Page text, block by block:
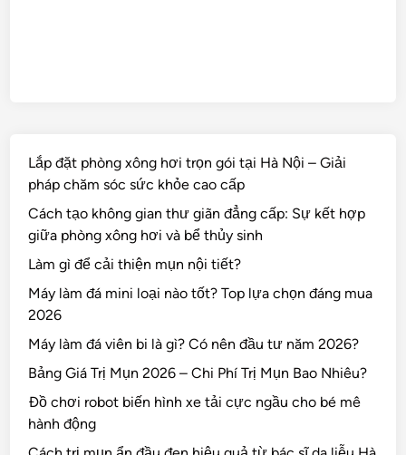
Lắp đặt phòng xông hơi trọn gói tại Hà Nội – Giải
pháp chăm sóc sức khỏe cao cấp
Cách tạo không gian thư giãn đẳng cấp: Sự kết hợp
giữa phòng xông hơi và bể thủy sinh
Làm gì để cải thiện mụn nội tiết?
Máy làm đá mini loại nào tốt? Top lựa chọn đáng mua
2026
Máy làm đá viên bi là gì? Có nên đầu tư năm 2026?
Bảng Giá Trị Mụn 2026 – Chi Phí Trị Mụn Bao Nhiêu?
Đồ chơi robot biến hình xe tải cực ngầu cho bé mê
hành động